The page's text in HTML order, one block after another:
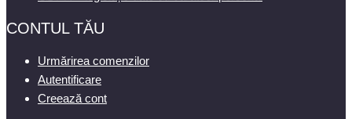
CONTUL TĂU
Urmărirea comenzilor
Autentificare
Creează cont